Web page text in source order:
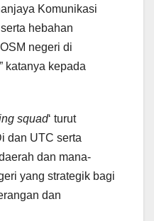
Komunikasi
hebahan
negeri di
katanya kepada
squad‘ turut
dan UTC serta
dan mana-
yang strategik bagi
dan